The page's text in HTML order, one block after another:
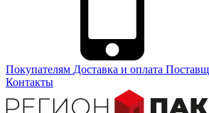
Покупателям Доставка и оплата
Контакты